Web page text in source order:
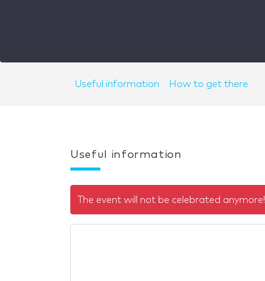
Useful information How to get there
Useful information
The event will not be celebrated anymore!